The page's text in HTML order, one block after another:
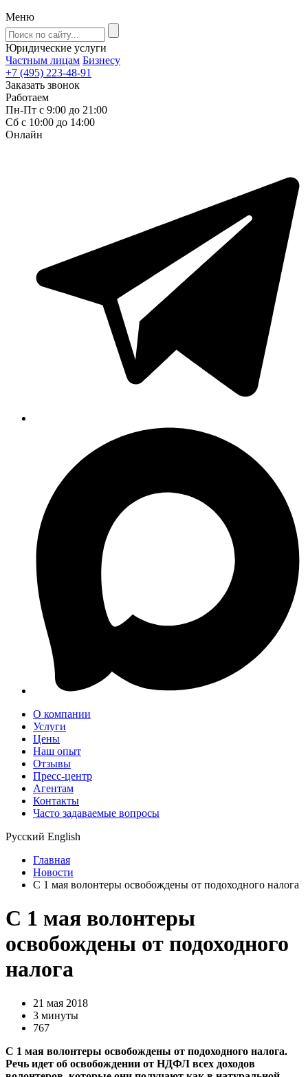
Меню
Юридические услуги
Частным лицам Бизнесу
+7 (495) 223-48-91
Заказать звонок
Работаем
Пн-Пт с 9:00 до 21:00
Сб с 10:00 до 14:00
Онлайн
О компании
Услуги
Цены
Наш опыт
Отзывы
Пресс-центр
Агентам
Контакты
Часто задаваемые вопросы
Русский English
Главная
Новости
С 1 мая волонтеры освобождены от подоходного налога
С 1 мая волонтеры
освобождены от подоходного
налога
21 мая 2018
3 минуты
767
С 1 мая волонтеры освобождены от подоходного налога.
Речь идет об освобождении от НДФЛ всех доходов